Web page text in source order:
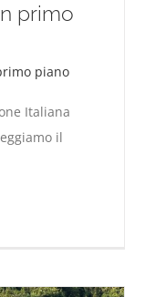
secolo!
primo
piano
Italiana
il